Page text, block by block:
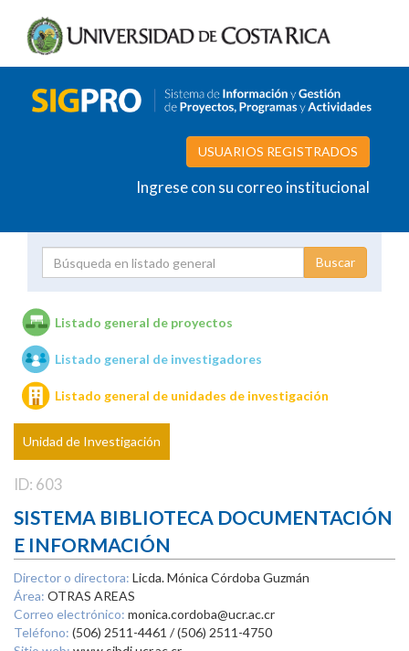
USUARIOS REGISTRADOS
Ingrese con su correo institucional
Unidades de investigación
Listado general de proyectos
Listado general de investigadores
Listado general de unidades de investigación
Unidad de Investigación
ID: 603
SISTEMA BIBLIOTECA DOCUMENTACIÓN
E INFORMACIÓN
Director o directora: Licda. Mónica Córdoba Guzmán
Área: OTRAS AREAS
Correo electrónico: monica.cordoba@ucr.ac.cr
Teléfono: (506) 2511-4461 / (506) 2511-4750